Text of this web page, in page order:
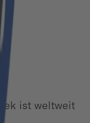
ist weltweit